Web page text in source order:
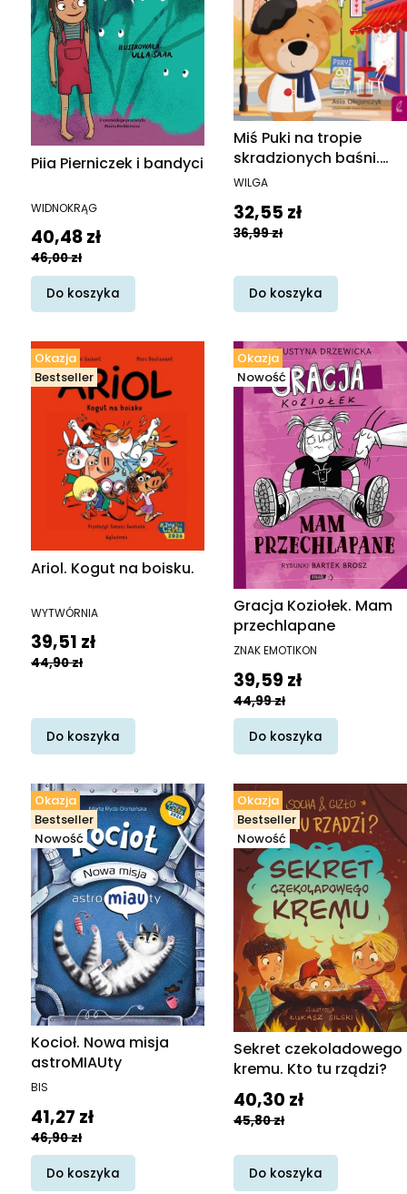
Piia Pierniczek i bandyci
PRODUCENT
WIDNOKRĄG
Cena promocyjna
40,48 zł
46,00 zł
Do koszyka
Miś Puki na tropie
skradzionych baśni.
Pluszowy dziennik
PRODUCENT
WILGA
Cena promocyjna
32,55 zł
36,99 zł
Do koszyka
Okazja
Bestseller
Ariol. Kogut na boisku.
PRODUCENT
WYTWÓRNIA
Cena promocyjna
39,51 zł
44,90 zł
Do koszyka
Okazja
Nowość
Gracja Koziołek. Mam
przechlapane
PRODUCENT
ZNAK EMOTIKON
Cena promocyjna
39,59 zł
44,99 zł
Do koszyka
Okazja
Bestseller
Nowość
Kocioł. Nowa misja
astroMIAUty
PRODUCENT
BIS
Cena promocyjna
41,27 zł
46,90 zł
Do koszyka
Okazja
Bestseller
Nowość
Sekret czekoladowego
kremu. Kto tu rządzi?
Cena promocyjna
40,30 zł
45,80 zł
Do koszyka